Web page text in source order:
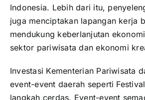
Indonesia. Lebih dari itu,
juga menciptakan lapangan kerja
mendukung keberlanjutan
sektor pariwisata dan ekonomi
Investasi Kementerian Pariwisata
event-event daerah seperti
langkah cerdas. Event-event